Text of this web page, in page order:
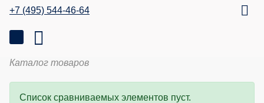
+7 (495) 544-46-64
Каталог товаров
Список сравниваемых элементов пуст.